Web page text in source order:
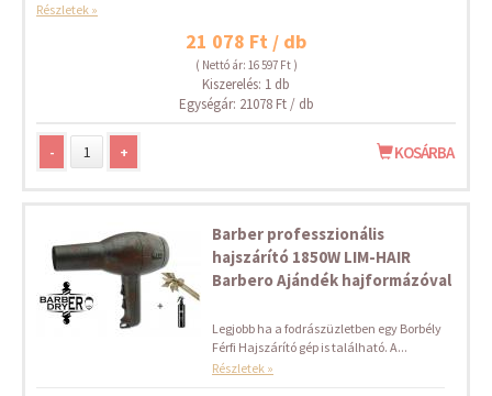
Részletek »
21 078 Ft / db
( Nettó ár: 16 597 Ft )
Kiszerelés: 1 db
Egységár: 21078 Ft / db
- + KOSÁRBA
Barber professzionális
hajszárító 1850W LIM-HAIR
Barbero Ajándék hajformázóval
Legjobb ha a fodrászüzletben egy Borbély
Férfi Hajszárító gép is található. A...
Részletek »